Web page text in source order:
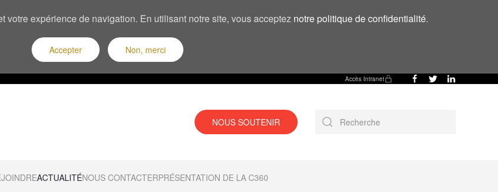
votre expérience de navigation. En utilisant notre site, vous acceptez notre politique de confidentialité.
Accepter Non, merci
Accès Intranet
NOUS SOUTENIR
ACTUALITÉNOUS CONTACTERPRÉSENTATION DE LA C360